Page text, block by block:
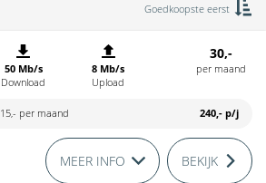
Goedkoopste eerst
50 Mb/s
Download
8 Mb/s
Upload
30,-
per maand
15,- per maand 240,- p/j
MEER INFO BEKIJK